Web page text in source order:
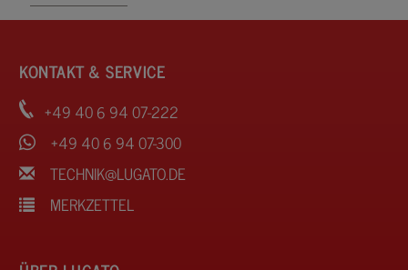
KONTAKT & SERVICE
+49 40 6 94 07-222
+49 40 6 94 07-300
TECHNIK@LUGATO.DE
MERKZETTEL